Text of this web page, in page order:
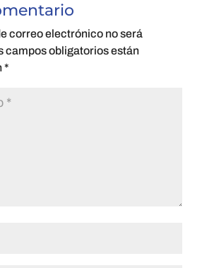
correo electrónico no será
campos obligatorios están
*